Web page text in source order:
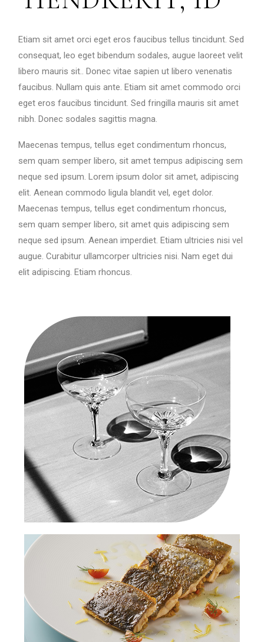
Etiam sit amet orci eget eros faucibus tellus tincidunt. Sed
consequat, leo eget bibendum sodales, augue laoreet velit
libero mauris sit.. Donec vitae sapien ut libero venenatis
faucibus. Nullam quis ante. Etiam sit amet commodo orci
eget eros faucibus tincidunt. Sed fringilla mauris sit amet
nibh. Donec sodales sagittis magna.
Maecenas tempus, tellus eget condimentum rhoncus,
sem quam semper libero, sit amet tempus adipiscing sem
neque sed ipsum. Lorem ipsum dolor sit amet, adipiscing
elit. Aenean commodo ligula blandit vel, eget dolor.
Maecenas tempus, tellus eget condimentum rhoncus,
sem quam semper libero, sit amet quis adipiscing sem
neque sed ipsum. Aenean imperdiet. Etiam ultricies nisi vel
augue. Curabitur ullamcorper ultricies nisi. Nam eget dui
elit adipiscing. Etiam rhoncus.